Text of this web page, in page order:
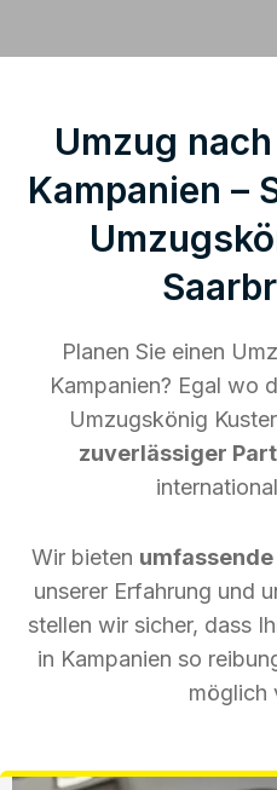
Umzug
Kampanien –
Planen Sie einen
Kampanien? Egal wo
Umzugskönig
zuverlässiger
Wir bieten
unserer Erfahrung und
stellen wir sicher, dass
in Kampanien so
möglich